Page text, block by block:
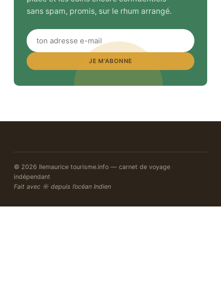
sans spam, promis, sur le rhum arrangé.
JE M’ABONNE
© 2026 Ilemaurice tourisme.info — carnet de voyage
indépendant
Fait avec ☼ depuis l’océan Indien